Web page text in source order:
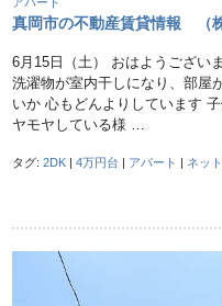
真岡市の不動産賃貸情報 （
6月15日（土） おはようござい
洗濯物が室内干しになり、部屋
いか 心もどんよりしています
ヤモヤしている様 …
タグ:2DK |4万円台 | アパート | ネッ